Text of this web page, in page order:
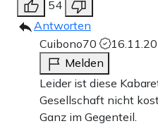
54
Antworten
Cuibono70
Melden
Leider ist diese
Gesellschaft nicht
Ganz im Gegenteil.